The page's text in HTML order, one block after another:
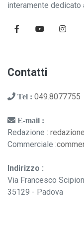
interamente
Contatti
Tel : 049.8077755
E-mail :
Redazione :
Commerciale :
Indirizzo :
Via Francesco
35129 - Padova